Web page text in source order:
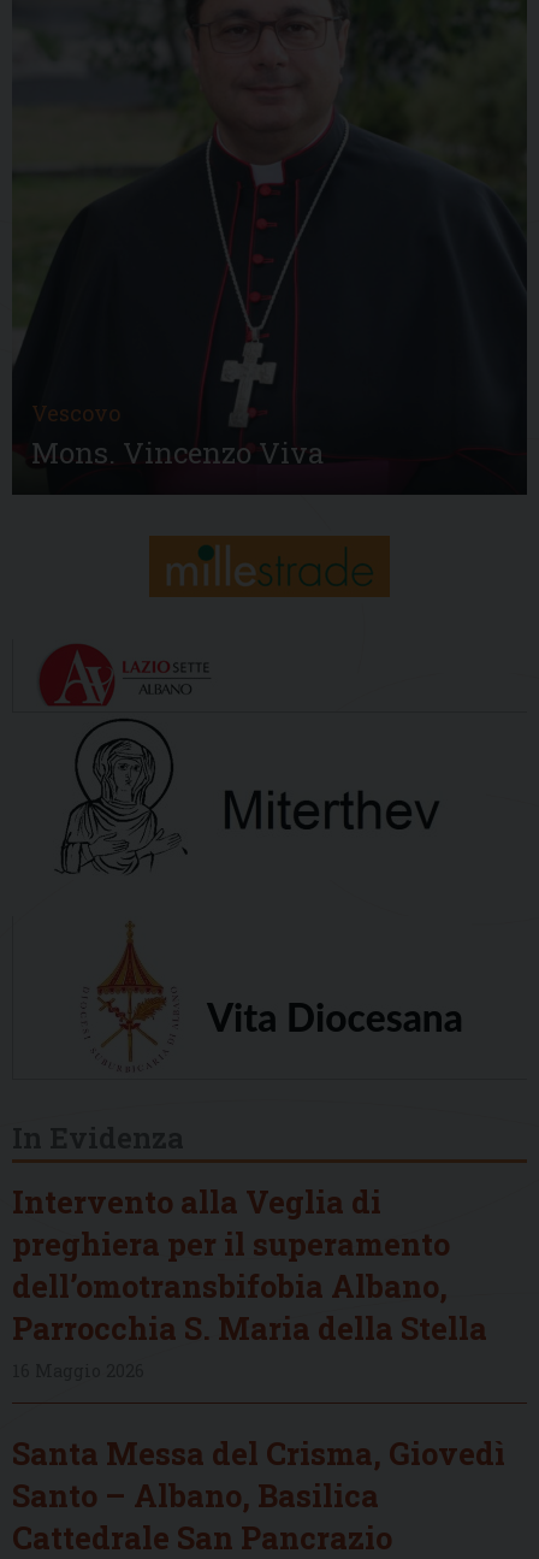
Vescovo
Mons. Vincenzo Viva
Intervento alla Veglia di
preghiera per il superamento
dell’omotransbifobia Albano,
Parrocchia S. Maria della Stella
Santa Messa del Crisma, Giovedì
Santo – Albano, Basilica
Cattedrale San Pancrazio